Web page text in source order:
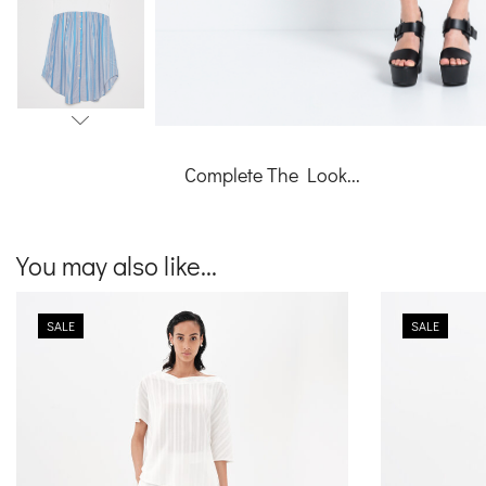
Complete The Look...
You may also like...
SALE SALE